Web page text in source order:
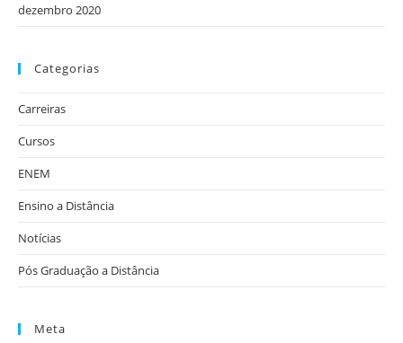
dezembro 2020
Categorias
Carreiras
Cursos
ENEM
Ensino a Distância
Notícias
Pós Graduação a Distância
Meta